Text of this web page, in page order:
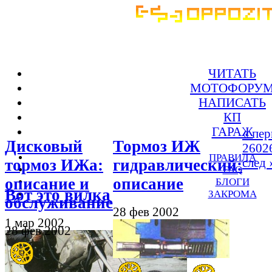
ЧИТАТЬ
НАПИСАТЬ
КП
ГАРАЖ
ПРАВИЛА
FAQ
БЛОГИ
ЗАКРОМА
Вот это вилка
1 мар 2002
Дисковый
тормоз ИЖа:
описание и
обслуживание
28 фев 2002
Тормоз ИЖ
гидравлический:
описание
28 фев 2002
«
260
след